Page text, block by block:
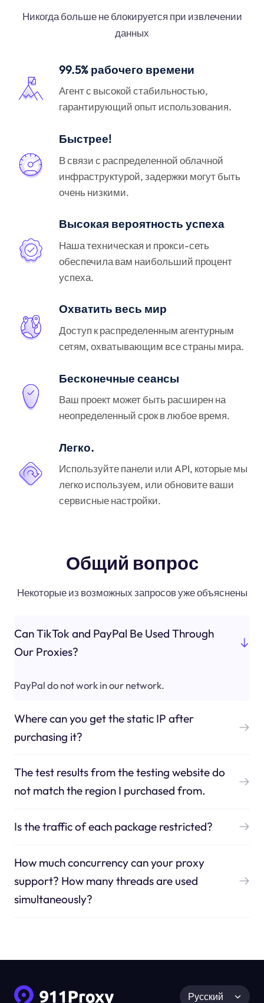
Никогда больше не блокируется при извлечении
данных
99.5% рабочего времени
Агент с высокой стабильностью,
гарантирующий опыт использования.
Быстрее!
В связи с распределенной облачной
инфраструктурой, задержки могут быть
очень низкими.
Высокая вероятность успеха
Наша техническая и прокси-сеть
обеспечила вам наибольший процент
успеха.
Охватить весь мир
Доступ к распределенным агентурным
сетям, охватывающим все страны мира.
Бесконечные сеансы
Ваш проект может быть расширен на
неопределенный срок в любое время.
Легко.
Используйте панели или API, которые мы
легко используем, или обновите ваши
сервисные настройки.
Общий вопрос
Некоторые из возможных запросов уже объяснены
Can TikTok and PayPal Be Used Through
Our Proxies?
PayPal do not work in our network.
Where can you get the static IP after
purchasing it?
The test results from the testing website do
not match the region I purchased from.
Is the traffic of each package restricted?
How much concurrency can your proxy
support? How many threads are used
simultaneously?
Русский